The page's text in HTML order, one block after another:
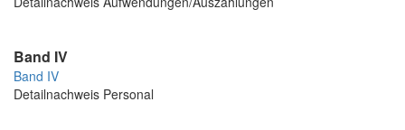
Band IV
Band IV
Detailnachweis Personal